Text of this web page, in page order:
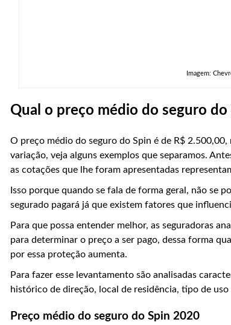
Imagem:
Qual o preço médio do seguro do
O preço médio do seguro do Spin é de R$
variação, veja alguns exemplos que separamos.
as cotações que lhe foram apresentadas
Isso porque quando se fala de forma geral, não se
segurado pagará já que existem fatores que
Para que possa entender melhor, as seguradoras
para determinar o preço a ser pago, dessa forma
por essa proteção aumenta.
Para fazer esse levantamento são analisadas
histórico de direção, local de residência, tipo de
Preço médio do seguro do Spin 2020